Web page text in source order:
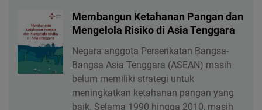
Membangun Ketahanan Pangan dan
Mengelola Risiko di Asia Tenggara
Negara anggota Perserikatan Bangsa-
Bangsa Asia Tenggara (ASEAN) masih
belum memiliki strategi untuk
meningkatkan ketahanan pangan yang
baik. Selama 1990 hingga 2010, masih
D.Vinci
Embed
Typeform